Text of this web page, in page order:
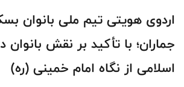
اردوی هویتی تیم ملی بانوان
جماران؛ با تأکید بر نقش بانوان
اسلامی از نگاه امام خمینی (ره)